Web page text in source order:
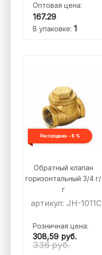
Оптовая цена:
167.29
В упаковке:1
Распродажа - 8 %
Обратный клапан
горизонтальный 3/4 г/
г
артикул: JH-1011C
Розничная цена:
308,59 руб.
336 руб.